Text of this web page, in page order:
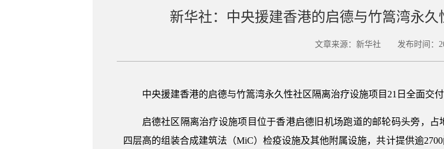
新华社：中央援建香港的启德与竹篙湾永
文章来源：新华社 发布时间：
中央援建香港的启德与竹篙湾永久性社区隔离治疗设施项目21日全面交付
启德社区隔离治疗设施项目位于香港启德旧机场跑道的邮轮码头旁，
四层高的组装合成建筑法（MiC）检疫设施及其他附属设施，共计提供逾